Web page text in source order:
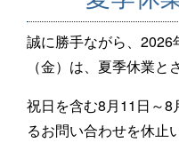
誠に勝手ながら、
（金）は、夏季休業と
祝日を含む8月11日～8
るお問い合わせを休止